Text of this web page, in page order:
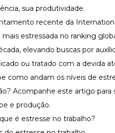
Gratuitos
sua produtividade.
recente da
estressada no ranking
elevando buscas por
ou tratado com a devida
como andam os níveis de
Acompanhe este artigo para
e produção.
é estresse no trabalho?